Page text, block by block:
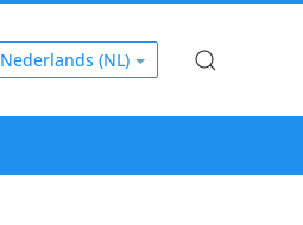
Nederlands (NL)